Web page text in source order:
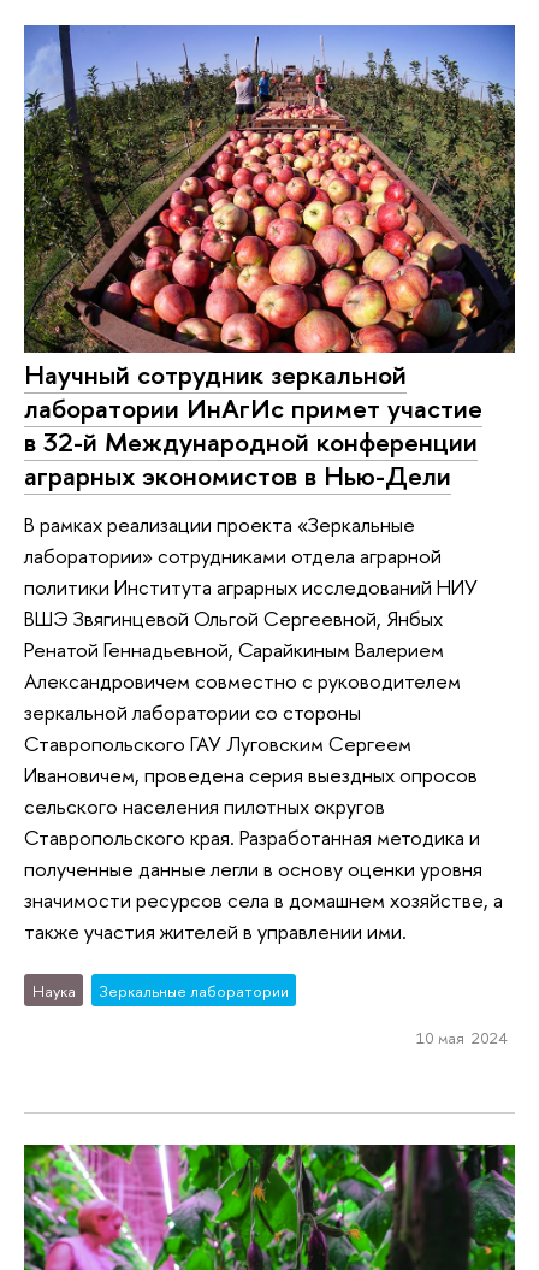
Научный сотрудник зеркальной
лаборатории ИнАгИс примет участие
в 32-й Международной конференции
аграрных экономистов в Нью-Дели
В рамках реализации проекта «Зеркальные
лаборатории» сотрудниками отдела аграрной
политики Института аграрных исследований НИУ
ВШЭ Звягинцевой Ольгой Сергеевной, Янбых
Ренатой Геннадьевной, Сарайкиным Валерием
Александровичем совместно с руководителем
зеркальной лаборатории со стороны
Ставропольского ГАУ Луговским Сергеем
Ивановичем, проведена серия выездных опросов
сельского населения пилотных округов
Ставропольского края. Разработанная методика и
полученные данные легли в основу оценки уровня
значимости ресурсов села в домашнем хозяйстве, а
также участия жителей в управлении ими.
Наука Зеркальные лаборатории
10 мая 2024